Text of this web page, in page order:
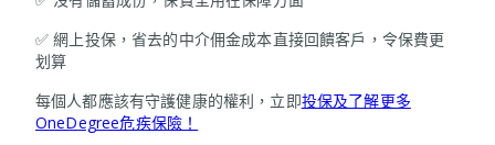
✅ 網上投保，省去的中介佣金成本直接回饋客戶，令保費更
划算
每個人都應該有守護健康的權利，立即投保及了解更多
OneDegree危疾保險！